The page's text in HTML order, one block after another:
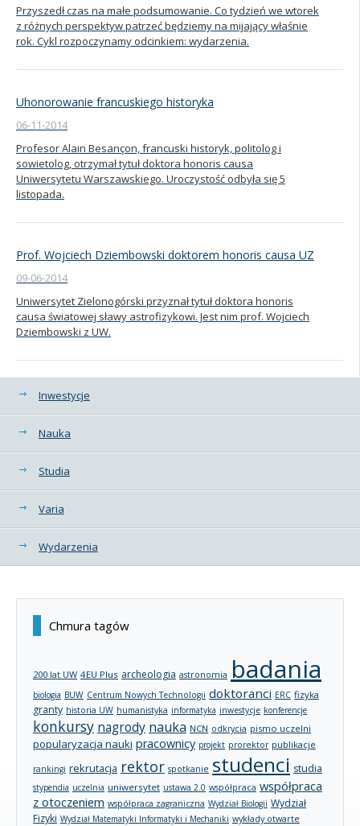
Przyszedł czas na małe podsumowanie. Co tydzień we wtorek
z różnych perspektyw patrzeć będziemy na mijający właśnie
rok. Cykl rozpoczynamy odcinkiem: wydarzenia.
Uhonorowanie francuskiego historyka
06-11-2014
Profesor Alain Besançon, francuski historyk, politolog i
sowietolog, otrzymał tytuł doktora honoris causa
Uniwersytetu Warszawskiego. Uroczystość odbyła się 5
listopada.
Prof. Wojciech Dziembowski doktorem honoris causa UZ
09-06-2014
Uniwersytet Zielonogórski przyznał tytuł doktora honoris
causa światowej sławy astrofizykowi. Jest nim prof. Wojciech
Dziembowski z UW.
Kategorie
Inwestycje
Nauka
Studia
Varia
Wydarzenia
Chmura tagów
200 lat UW 4EU Plus archeologia astronomia badania
biologia BUW Centrum Nowych Technologii doktoranci ERC fizyka
granty historia UW humanistyka informatyka inwestycje konferencje
konkursy nagrody nauka NCN odkrycia pismo uczelni
popularyzacja nauki pracownicy projekt prorektor publikacje
rankingi rekrutacja rektor spotkanie studenci studia
stypendia uczelnia uniwersytet ustawa 2.0 współpraca współpraca
z otoczeniem współpraca zagraniczna Wydział Biologii Wydział
Fizyki Wydział Matematyki Informatyki i Mechaniki wykłady otwarte